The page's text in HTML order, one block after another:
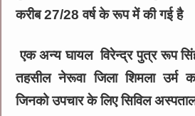
करीब 27/28 वर्ष के रूप में की गई है
एक अन्य घायल विरेन्द्र पुत्र रूप
तहसील नेरूवा जिला शिमला उर्म
जिनको उपचार के लिए सिविल अस्पताल